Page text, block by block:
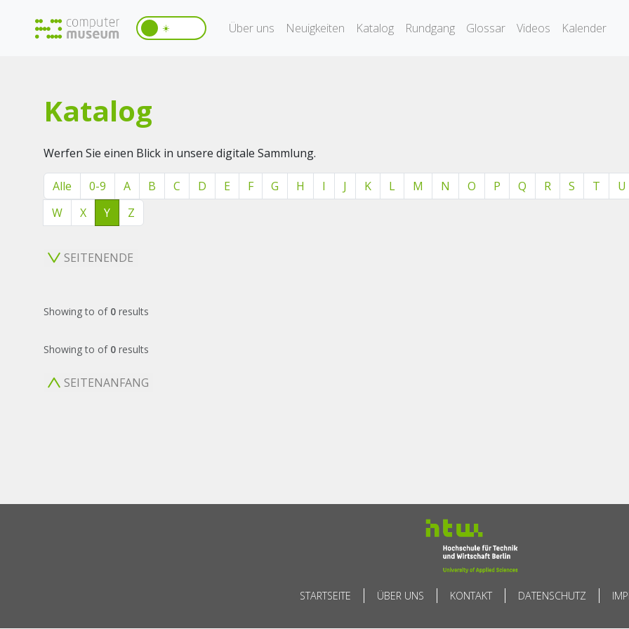
☀️ Über uns Neuigkeiten Katalog Rundgang Glossar Videos Kalender
Katalog
Werfen Sie einen Blick in unsere digitale Sammlung.
Alle 0-9 A B C D E F G H I J K L M N O P Q R S T U
W
X Y Z
SEITENENDE
Showingto of 0 results
Showingto of 0 results
SEITENANFANG
STARTSEITE ÜBER UNS KONTAKT DATENSCHUTZ